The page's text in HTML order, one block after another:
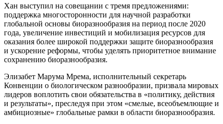
Хан выступил на совещании с тремя предложениями:
поддержка многосторонности для научной разработки
глобальной основы биоразнообразия на период после 2020
года, увеличение инвестиций и мобилизация ресурсов для
оказания более широкой поддержки защите биоразнообразия
и ускорение реформы, чтобы уделять приоритетное внимание
сохранению биоразнообразия.
Элизабет Марума Мрема, исполнительный секретарь
Конвенции о биологическом разнообразии, призвала мировых
лидеров воплотить свои обязательства в «политику, действия
и результаты», преследуя при этом «смелые, всеобъемлющие и
амбициозные» глобальные рамки в области биоразнообразия.